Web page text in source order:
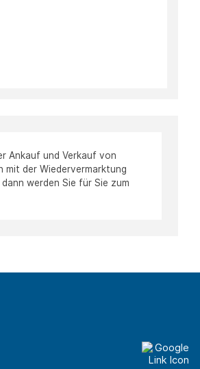
Ankauf und Verkauf von
mit der Wiedervermarktung
werden Sie für Sie zum